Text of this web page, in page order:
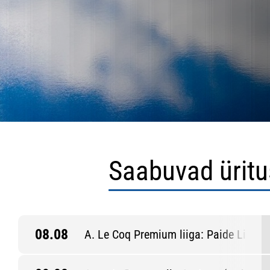
Saabuvad
08.08 A. Le Coq Premium liiga: Paide